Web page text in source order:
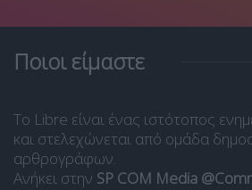
Ποιοι είμαστε
Το Libre είναι ένας ιστότοπος
και στελεχώνεται από ομάδα
αρθρογράφων.
Ανήκει στην SP COM Media